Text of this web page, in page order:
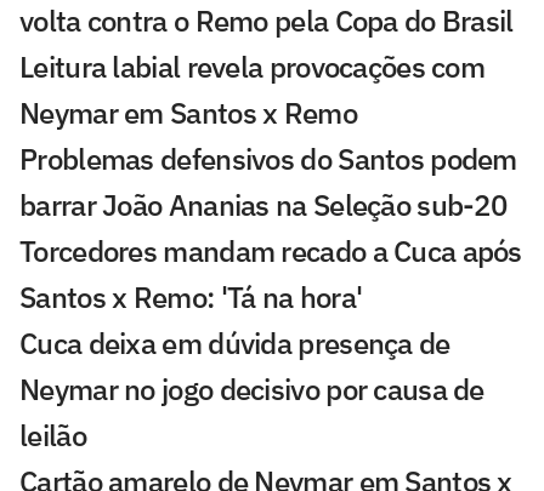
volta contra o Remo pela Copa do Brasil
Leitura labial revela provocações com
Neymar em Santos x Remo
Problemas defensivos do Santos podem
barrar João Ananias na Seleção sub-20
Torcedores mandam recado a Cuca após
Santos x Remo: 'Tá na hora'
Cuca deixa em dúvida presença de
Neymar no jogo decisivo por causa de
leilão
Cartão amarelo de Neymar em Santos x